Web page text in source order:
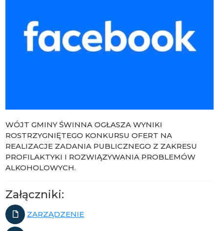
WÓJT GMINY ŚWINNA OGŁASZA WYNIKI
ROSTRZYGNIĘTEGO KONKURSU OFERT NA
REALIZACJE ZADANIA PUBLICZNEGO Z ZAKRESU
PROFILAKTYKI I ROZWIĄZYWANIA PROBLEMÓW
ALKOHOLOWYCH.
Załączniki:
ZARZĄDZENIE